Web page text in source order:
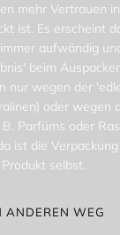
mehr Vertrauen
ist. Es erscheint
aufwändig
beim
nur wegen der
oder wegen
Parfüms oder
ist die
selbst.
ANDEREN WEG